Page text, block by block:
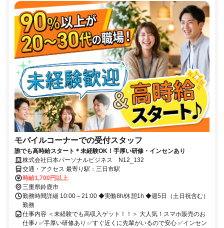
モバイルコーナーでの受付スタッフ
誰でも高時給スタート＊未経験OK！手厚い研修・インセンあり
株式会社日本パーソナルビジネス N12_132
交通・アクセス 最寄り駅：三日市駅
時給1,700円以上
三重県鈴鹿市
勤務時間詳細 10:00～21:00 ◆実働8h/休憩1h ◆週5日（土日祝含む）
勤務
仕事内容 ＜未経験でも高収入ゲット！！＞ 大人気！スマホ販売のお
仕事♪ ✅手厚い研修あり ✅すぐ近くに先輩がいるので安心 ✅インセン